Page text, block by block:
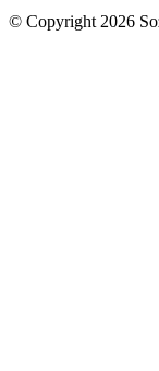
© Copyright 2026